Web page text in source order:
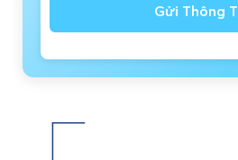
Gửi Thông